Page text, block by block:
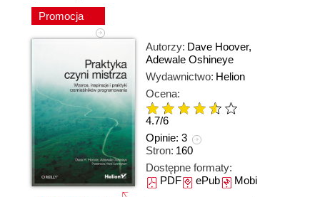
Promocja
Autorzy: Dave Hoover,
Adewale Oshineye
Wydawnictwo: Helion
Ocena:
4.7/6
Opinie: 3
Stron: 160
Dostępne formaty:
PDFePubMobi